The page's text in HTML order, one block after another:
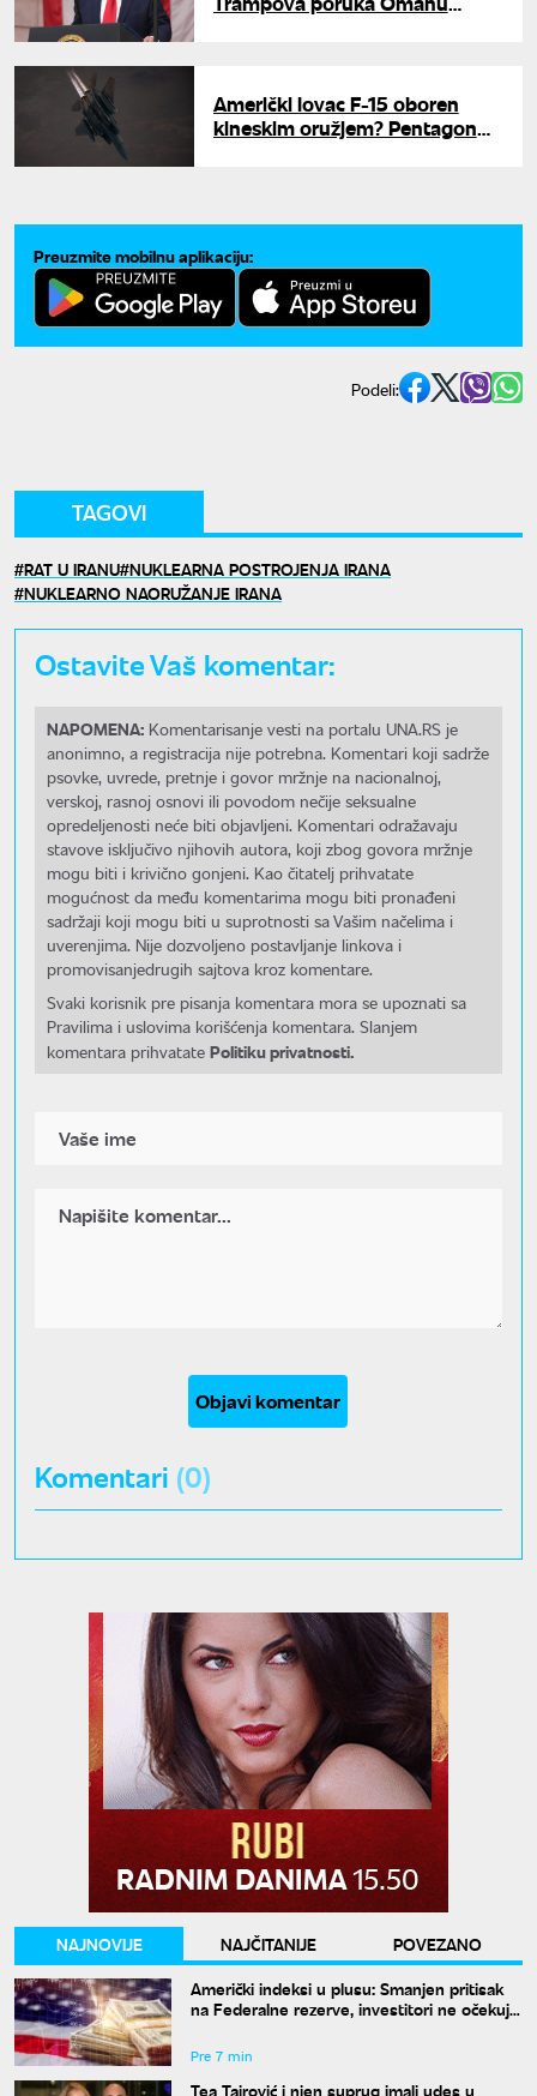
Američki lovac F-15 oboren
kineskim oružjem? Pentagon
Preuzmite mobilnu aplikaciju:
Podeli:
TAGOVI
RAT U IRANU NUKLEARNA POSTROJENJA IRANA
NUKLEARNO NAORUŽANJE IRANA
Ostavite Vaš komentar:
NAPOMENA: Komentarisanje vesti na portalu UNA.RS je
anonimno, a registracija nije potrebna. Komentari koji sadrže
psovke, uvrede, pretnje i govor mržnje na nacionalnoj,
verskoj, rasnoj osnovi ili povodom nečije seksualne
opredeljenosti neće biti objavljeni. Komentari odražavaju
stavove isključivo njihovih autora, koji zbog govora mržnje
mogu biti i krivično gonjeni. Kao čitatelj prihvatate
mogućnost da među komentarima mogu biti pronađeni
sadržaji koji mogu biti u suprotnosti sa Vašim načelima i
uverenjima. Nije dozvoljeno postavljanje linkova i
promovisanjedrugih sajtova kroz komentare.
Svaki korisnik pre pisanja komentara mora se upoznati sa
Pravilima i uslovima korišćenja komentara. Slanjem
komentara prihvatate Politiku privatnosti.
Objavi komentar
Komentari (0)
NAJNOVIJE NAJČITANIJE
POVEZANO
Američki indeksi u plusu: Smanjen pritisak
na Federalne rezerve, investitori ne očekuju
Pre 7 min
Tea Tairović i njen suprug imali udes u